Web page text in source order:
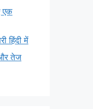
एक
हिंदी में
तेज